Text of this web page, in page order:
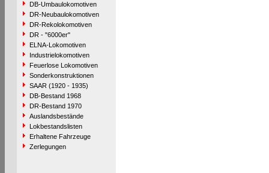
DB-Umbaulokomotiven
DR-Neubaulokomotiven
DR-Rekolokomotiven
DR - "6000er"
ELNA-Lokomotiven
Industrielokomotiven
Feuerlose Lokomotiven
Sonderkonstruktionen
SAAR (1920 - 1935)
DB-Bestand 1968
DR-Bestand 1970
Auslandsbestände
Lokbestandslisten
Erhaltene Fahrzeuge
Zerlegungen